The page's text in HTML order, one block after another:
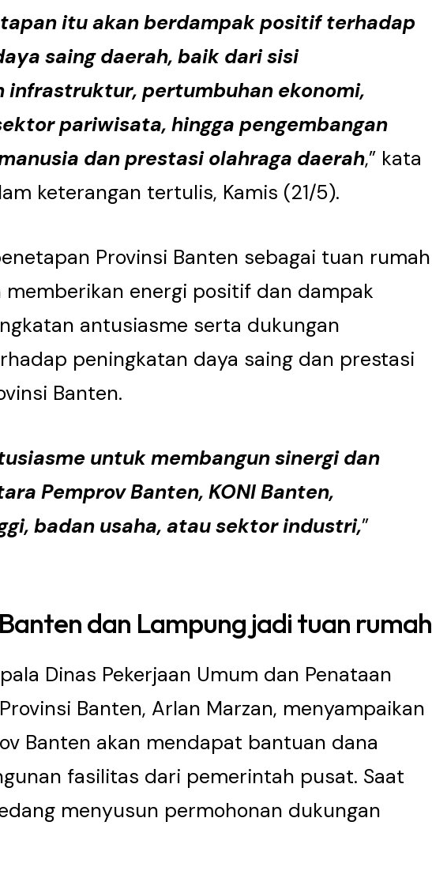
itu akan berdampak positif terhadap
saing daerah, baik dari sisi
infrastruktur, pertumbuhan ekonomi,
pariwisata, hingga pengembangan
dan prestasi olahraga daerah,” kata
keterangan tertulis, Kamis (21/5).
Provinsi Banten sebagai tuan rumah
memberikan energi positif dan dampak
antusiasme serta dukungan
peningkatan daya saing dan prestasi
Banten.
untuk membangun sinergi dan
Pemprov Banten, KONI Banten,
badan usaha, atau sektor industri,”
dan Lampung jadi tuan rumah
Dinas Pekerjaan Umum dan Penataan
Banten, Arlan Marzan, menyampaikan
Banten akan mendapat bantuan dana
fasilitas dari pemerintah pusat. Saat
menyusun permohonan dukungan